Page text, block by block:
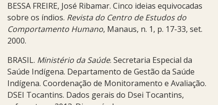
BESSA FREIRE, José Ribamar. Cinco ideias equivocadas
sobre os índios. Revista do Centro de Estudos do
Comportamento Humano, Manaus, n. 1, p. 17-33, set.
2000.
BRASIL. Ministério da Saúde. Secretaria Especial da
Saúde Indígena. Departamento de Gestão da Saúde
Indígena. Coordenação de Monitoramento e Avaliação.
DSEI Tocantins. Dados gerais do Dsei Tocantins,